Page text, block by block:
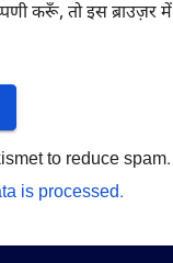
करूँ, तो इस ब्राउज़र
to reduce spam.
is processed.